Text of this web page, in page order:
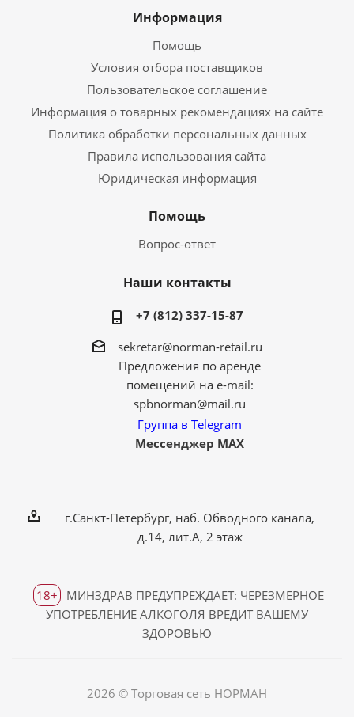
Информация
Помощь
Условия отбора поставщиков
Пользовательское соглашение
Информация о товарных рекомендациях на сайте
Политика обработки персональных данных
Правила использования сайта
Юридическая информация
Помощь
Вопрос-ответ
Наши контакты
+7 (812) 337-15-87
sekretar@norman-retail.ru
Предложения по аренде
помещений на e-mail:
spbnorman@mail.ru
Группа в Telegram
Мессенджер MAX
г.Санкт-Петербург, наб. Обводного канала,
д.14, лит.А, 2 этаж
18+
МИНЗДРАВ ПРЕДУПРЕЖДАЕТ: ЧЕРЕЗМЕРНОЕ
УПОТРЕБЛЕНИЕ АЛКОГОЛЯ ВРЕДИТ ВАШЕМУ
ЗДОРОВЬЮ
2026 © Торговая сеть НОРМАН